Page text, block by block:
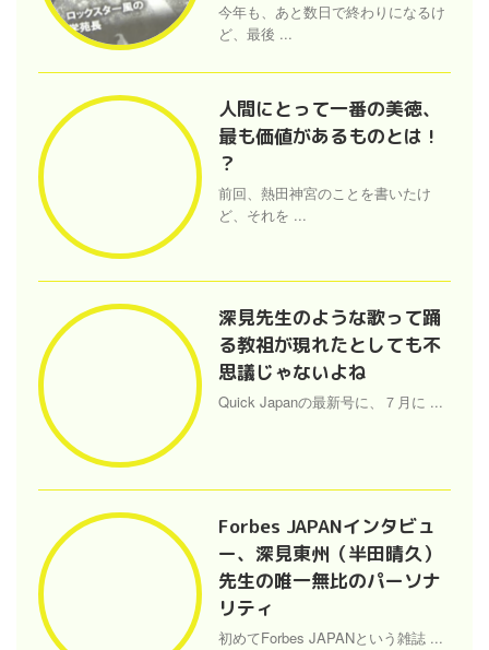
今年も、あと数日で終わりになるけ
ど、最後 ...
人間にとって一番の美徳、
最も価値があるものとは !
？
前回、熱田神宮のことを書いたけ
ど、それを ...
深見先生のような歌って踊
る教祖が現れたとしても不
思議じゃないよね
Quick Japanの最新号に、７月に ...
Forbes JAPANインタビュ
ー、深見東州（半田晴久）
先生の唯一無比のパーソナ
リティ
初めてForbes JAPANという雑誌 ...